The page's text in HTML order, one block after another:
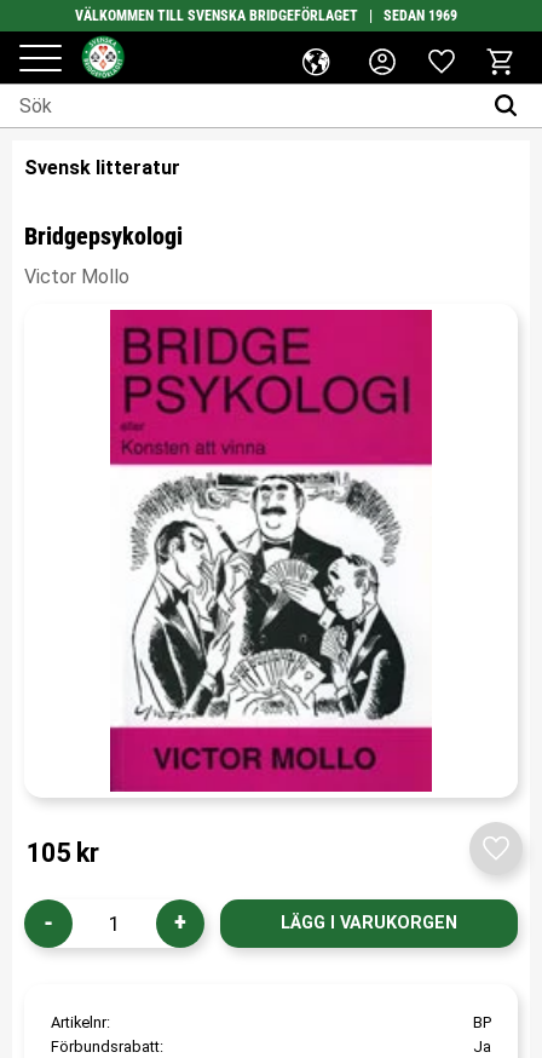
Meny
VÄLKOMMEN TILL SVENSKA BRIDGEFÖRLAGET | SEDAN 1969
Favoriter
Svensk litteratur
Bridgepsykologi
Victor Mollo
105 kr
+
-
Artikelnr
BP
Förbundsrabatt
Ja